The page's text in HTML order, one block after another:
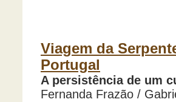
Viagem da
Portugal
A persistência de um
Fernanda Frazão /